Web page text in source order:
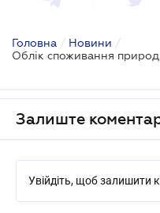
Головна / Новини /
Залиште
Увійдіть, щоб залишити